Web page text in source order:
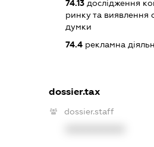
74.13дослідження
ринку та виявлення
думки
74.4рекламна
dossier.tax
dossier.staff